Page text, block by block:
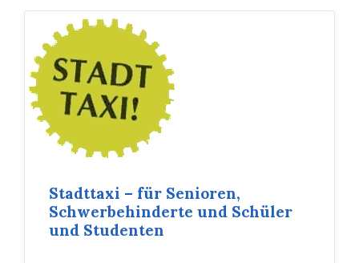
Stadttaxi – für Senioren,
Schwerbehinderte und Schüler
und Studenten